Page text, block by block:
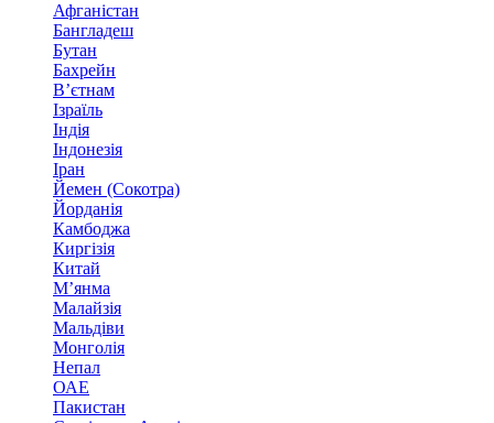
Афганістан
Бангладеш
Бутан
Бахрейн
В’єтнам
Ізраїль
Індія
Індонезія
Іран
Йемен (Сокотра)
Йорданія
Камбоджа
Киргізія
Китай
М’янма
Малайзія
Мальдіви
Монголія
Непал
ОАЕ
Пакистан